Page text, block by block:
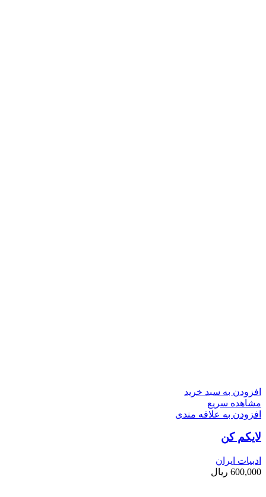
افزودن به سبد خرید
مشاهده سریع
افزودن به علاقه مندی
لایکم کن
ادبیات ایران
600,000 ریال